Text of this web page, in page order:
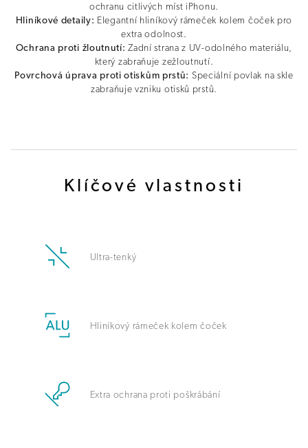
ochranu citlivých míst iPhonu.
Hliníkové detaily: Elegantní hliníkový rámeček kolem čoček pro
extra odolnost.
Ochrana proti žloutnutí: Zadní strana z UV-odolného materiálu,
který zabraňuje zežloutnutí.
Povrchová úprava proti otiskům prstů: Speciální povlak na skle
zabraňuje vzniku otisků prstů.
Klíčové vlastnosti
Ultra-tenký
Hliníkový rámeček kolem čoček
Extra ochrana proti poškrábání